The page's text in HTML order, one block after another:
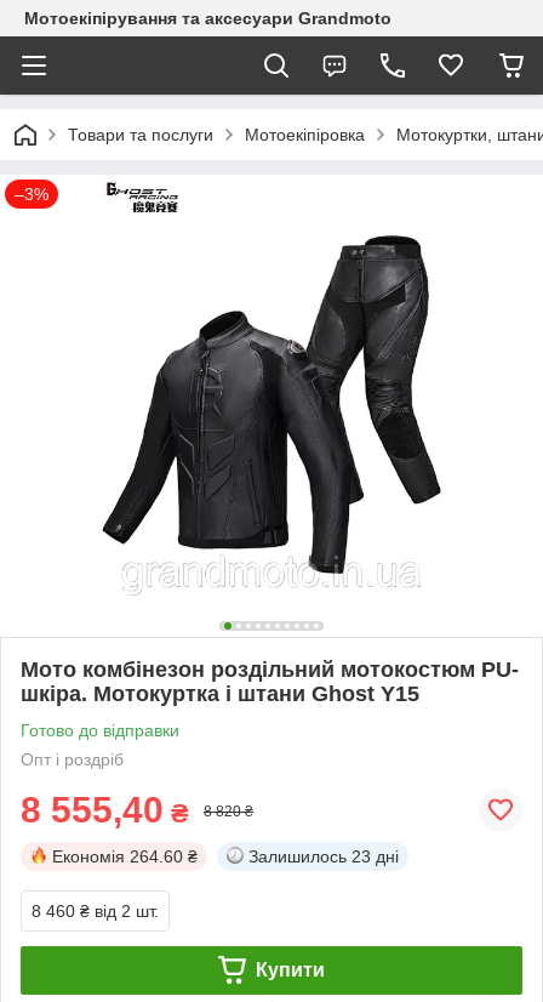
Мотоекіпірування та аксесуари Grandmoto
Товари та послуги Мотоекіпіровка Мотокуртки,
–3%
Мото комбінезон роздільний мотокостюм PU-
шкіра. Мотокуртка і штани Ghost Y15
Готово до відправки
Опт і роздріб
8 555,40 ₴ 8 820 ₴
Економія 264.60 ₴ Залишилось 23 дні
8 460 ₴ від 2 шт.
Купити